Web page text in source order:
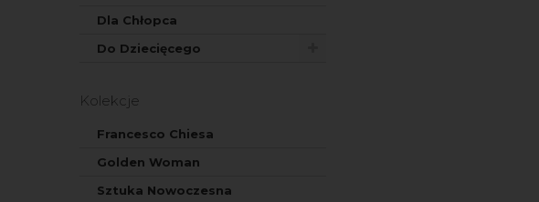
Dla Chłopca
Do Dziecięcego
Kolekcje
Francesco Chiesa
Golden Woman
Sztuka Nowoczesna